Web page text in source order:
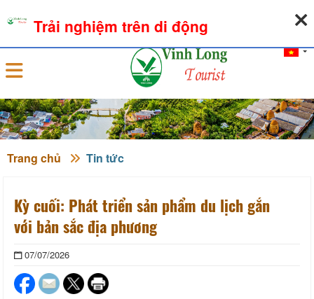
Đăng nhập
Trang chủ Tin tức
Kỳ cuối: Phát triển sản phẩm du lịch gắn
với bản sắc địa phương
07/07/2026
Trải nghiệm trên di động